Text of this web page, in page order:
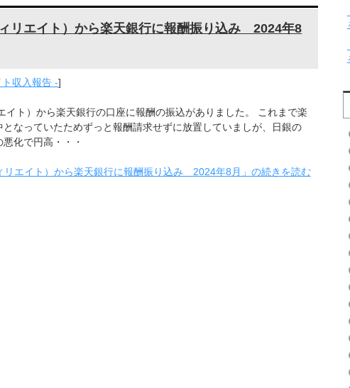
リエイト）から楽天銀行に報酬振り込み 2024年8
収入報告 -]
イト）から楽天銀行の口座に報酬の振込がありました。 これまで楽
なっていたためずっと報酬請求せずに放置していましが、日銀の
化で円高・・・
リエイト）から楽天銀行に報酬振り込み 2024年8月」の続きを読む